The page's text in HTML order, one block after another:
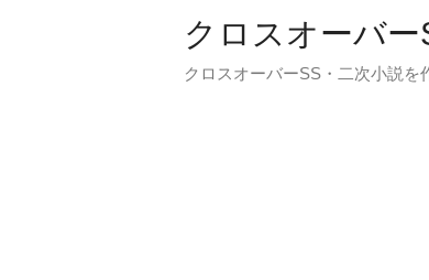
クロスオーバ
クロスオーバーSS・二次小説を